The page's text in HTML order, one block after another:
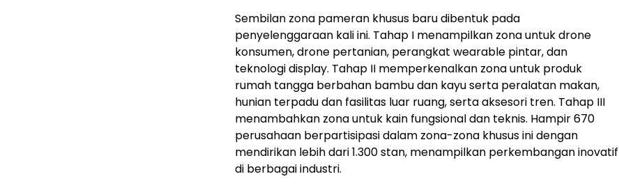
Sembilan zona pameran khusus baru dibentuk pada
penyelenggaraan kali ini. Tahap I menampilkan zona untuk drone
konsumen, drone pertanian, perangkat wearable pintar, dan
teknologi display. Tahap II memperkenalkan zona untuk produk
rumah tangga berbahan bambu dan kayu serta peralatan makan,
hunian terpadu dan fasilitas luar ruang, serta aksesori tren. Tahap III
menambahkan zona untuk kain fungsional dan teknis. Hampir 670
perusahaan berpartisipasi dalam zona-zona khusus ini dengan
mendirikan lebih dari 1.300 stan, menampilkan perkembangan inovatif
di berbagai industri.